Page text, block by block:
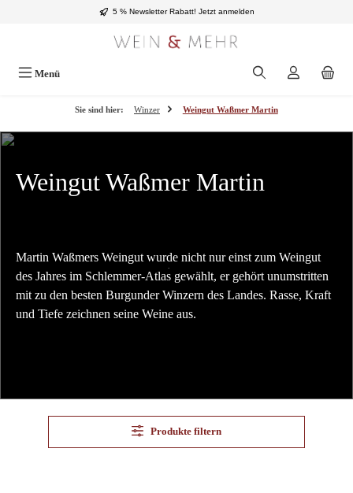
Zum Hauptinhalt springen5 % Newsletter Rabatt! Jetzt anmelden
Menü
Sie sind hier: Winzer Weingut Waßmer Martin
Weingut Waßmer Martin
Martin Waßmers Weingut wurde nicht nur einst zum Weingut
des Jahres im Schlemmer-Atlas gewählt, er gehört unumstritten
mit zu den besten Burgunder Winzern des Landes. Rasse, Kraft
und Tiefe zeichnen seine Weine aus.
Produkte filtern